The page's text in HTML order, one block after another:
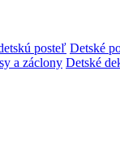
posteľ Detské
a záclony Detské